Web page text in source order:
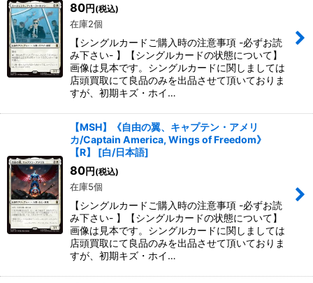
80円 (税込)
在庫2個
【シングルカードご購入時の注意事項 -必ずお読
み下さい- 】【シングルカードの状態について】
画像は見本です。シングルカードに関しましては
店頭買取にて良品のみを出品させて頂いておりま
すが、初期キズ・ホイ…
【MSH】《自由の翼、キャプテン・アメリ
カ/Captain America, Wings of Freedom》
【R】
[白/日本語]
80円 (税込)
在庫5個
【シングルカードご購入時の注意事項 -必ずお読
み下さい- 】【シングルカードの状態について】
画像は見本です。シングルカードに関しましては
店頭買取にて良品のみを出品させて頂いておりま
すが、初期キズ・ホイ…